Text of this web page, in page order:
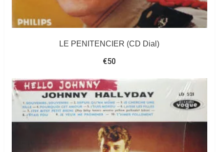
LE PENITENCIER (CD Dial)
€50